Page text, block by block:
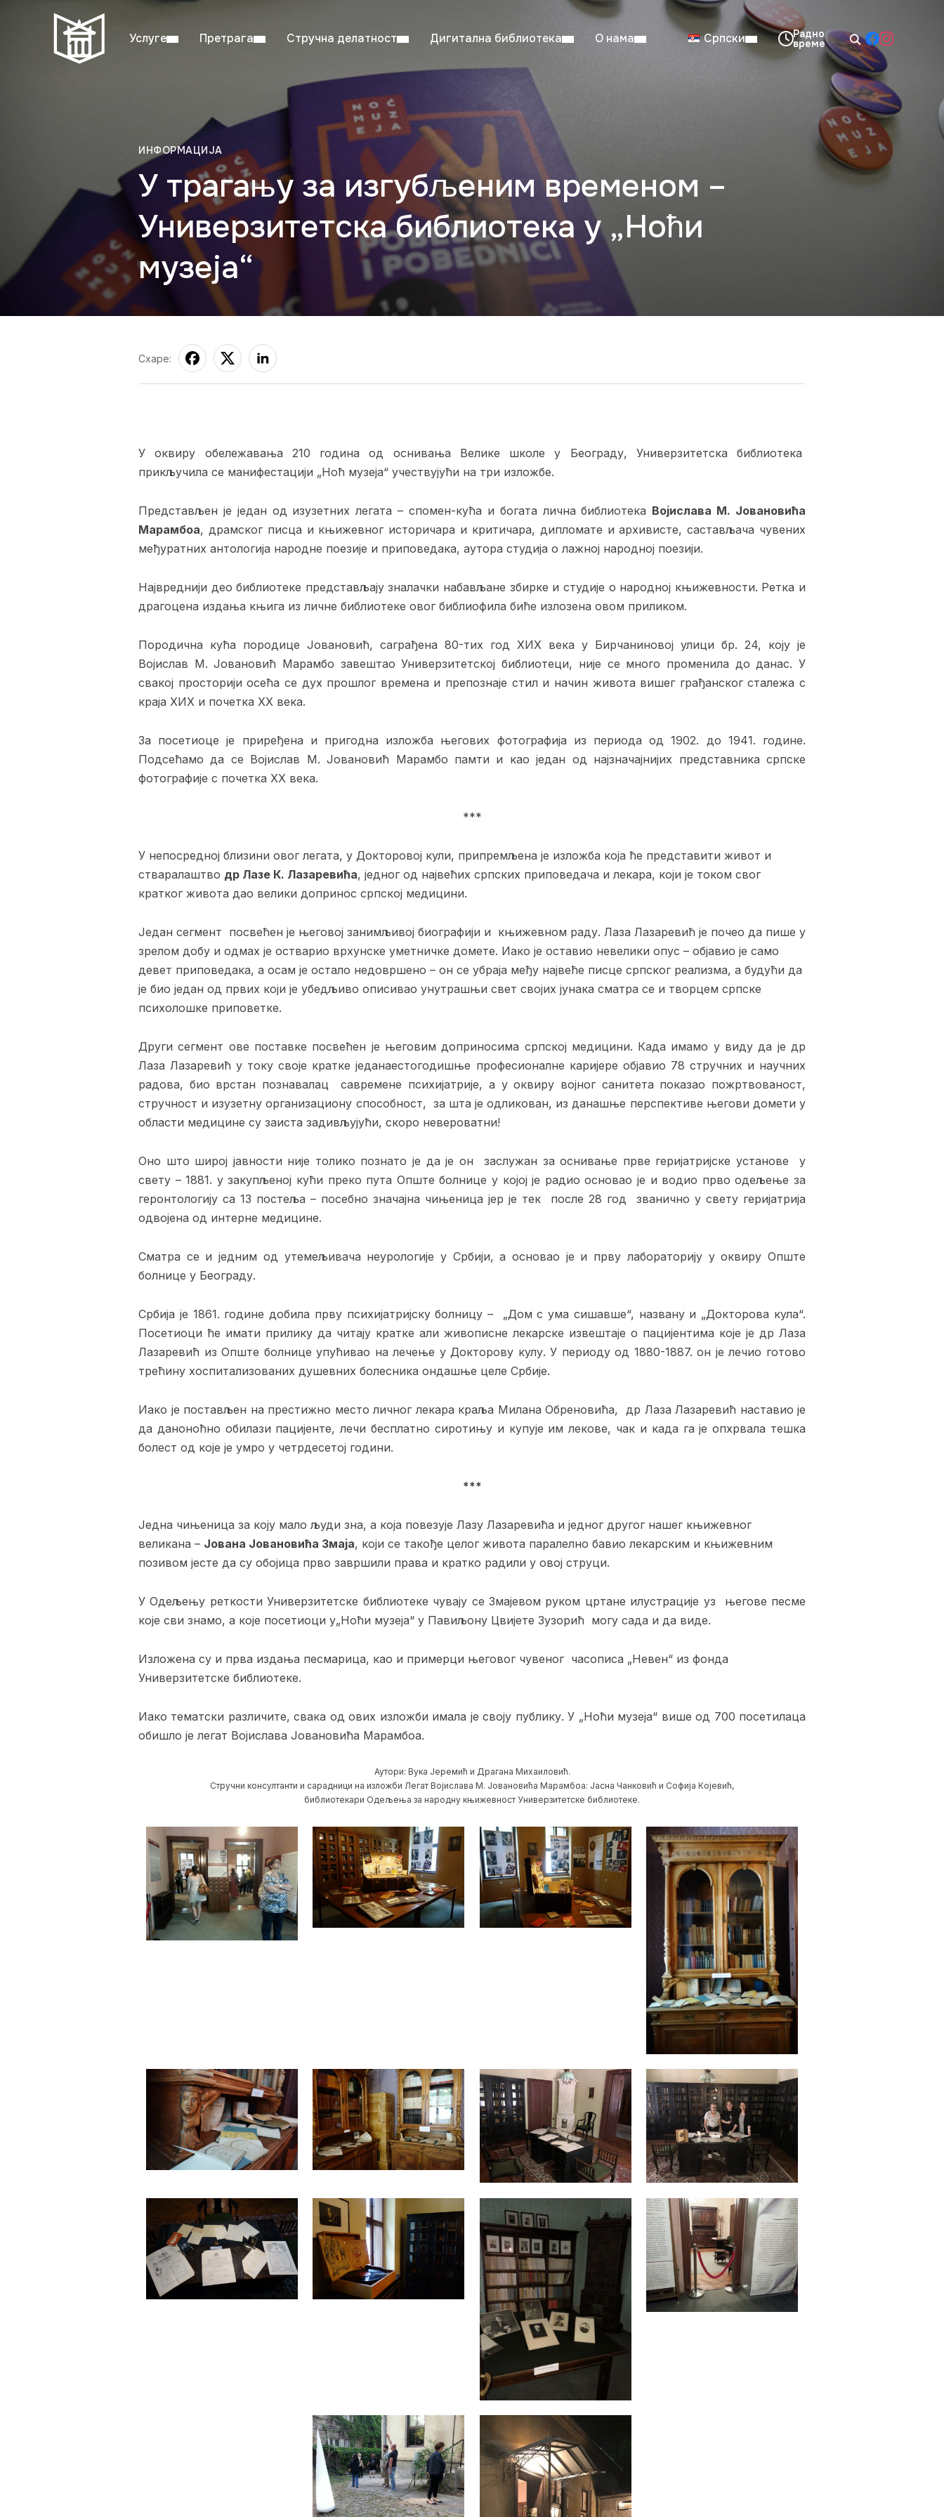
Услуге Претрага Стручна делатност Дигитална библиотека О нама Српски
ИНФОРМАЦИЈА
У трагању за изгубљеним временом –
Универзитетска библиотека у „Ноћи
музеја“
Схаре:
У оквиру обележавања 210 година од оснивања Велике школе у Београду, Универзитетска библиотека
прикључила се манифестацији „Ноћ музеја“ учествујући на три изложбе.
Представљен је један од изузетних легата – спомен-кућа и богата лична библиотека Војислава М. Јовановића
Марамбоа, драмског писца и књижевног историчара и критичара, дипломате и архивисте, састављача чувених
међуратних антологија народне поезије и приповедака, аутора студија о лажној народној поезији.
Највреднији део библиотеке представљају зналачки набављане збирке и студије о народној књижевности. Ретка и
драгоцена издања књига из личне библиотеке овог библиофила биће излозена овом приликом.
Породична кућа породице Јовановић, саграђена 80-тих год XИX века у Бирчаниновој улици бр. 24, коју је
Војислав М. Јовановић Марамбо завештао Универзитетској библиотеци, није се много променила до данас. У
свакој просторији осећа се дух прошлог времена и препознаје стил и начин живота вишег грађанског сталежа с
краја XИX и почетка XX века.
За посетиоце је приређена и пригодна изложба његових фотографија из периода од 1902. до 1941. године.
Подсећамо да се Војислав М. Јовановић Марамбо памти и као један од најзначајнијих представника српске
фотографије с почетка XX века.
***
У непосредној близини овог легата, у Докторовој кули, припремљена је изложба која ће представити живот и
стваралаштво др Лазе К. Лазаревића, једног од највећих српских приповедача и лекара, који је током свог
кратког живота дао велики допринос српској медицини.
Један сегмент посвећен је његовој занимљивој биографији и књижевном раду. Лаза Лазаревић је почео да пише у
зрелом добу и одмах је остварио врхунске уметничке домете. Иако је оставио невелики опус – објавио је само
девет приповедака, а осам је остало недовршено – он се убраја међу највеће писце српског реализма, а будући да
је био један од првих који је убедљиво описивао унутрашњи свет својих јунака сматра се и творцем српске
психолошке приповетке.
Други сегмент ове поставке посвећен је његовим доприносима српској медицини. Када имамо у виду да је др
Лаза Лазаревић у току своје кратке једанаестогодишње професионалне каријере објавио 78 стручних и научних
радова, био врстан познавалац савремене психијатрије, а у оквиру војног санитета показао пожртвованост,
стручност и изузетну организациону способност, за шта је одликован, из данашње перспективе његови домети у
области медицине су заиста задивљујући, скоро невероватни!
Оно што широј јавности није толико познато је да је он заслужан за оснивање прве геријатријске установе у
свету – 1881. у закупљеној кући преко пута Опште болнице у којој је радио основао је и водио прво одељење за
геронтологију са 13 постеља – посебно значајна чињеница јер је тек после 28 год званично у свету геријатрија
одвојена од интерне медицине.
Сматра се и једним од утемељивача неурологије у Србији, а основао је и прву лабораторију у оквиру Опште
болнице у Београду.
Србија је 1861. године добила прву психијатријску болницу – „Дом с ума сишавше“, названу и „Докторова кула“.
Посетиоци ће имати прилику да читају кратке али живописне лекарске извештаје о пацијентима које је др Лаза
Лазаревић из Опште болнице упућивао на лечење у Докторову кулу. У периоду од 1880-1887. он је лечио готово
трећину хоспитализованих душевних болесника ондашње целе Србије.
Иако је постављен на престижно место личног лекара краља Милана Обреновића, др Лаза Лазаревић наставио је
да даноноћно обилази пацијенте, лечи бесплатно сиротињу и купује им лекове, чак и када га је опхрвала тешка
болест од које је умро у четрдесетој години.
***
Једна чињеница за коју мало људи зна, а која повезује Лазу Лазаревића и једног другог нашег књижевног
великана – Јована Јовановића Змаја, који се такође целог живота паралелно бавио лекарским и књижевним
позивом јесте да су обојица прво завршили права и кратко радили у овој струци.
У Одељењу реткости Универзитетске библиотеке чувају се Змајевом руком цртане илустрације уз његове песме
које сви знамо, а које посетиоци у„Ноћи музеја“ у Павиљону Цвијете Зузорић могу сада и да виде.
Изложена су и прва издања песмарица, као и примерци његовог чувеног часописа „Невен“ из фонда
Универзитетске библиотеке.
Иако тематски различите, свака од ових изложби имала је своју публику. У „Ноћи музеја“ више од 700 посетилаца
обишло је легат Војислава Јовановића Марамбоа.
Аутори: Вука Јеремић и Драгана Михаиловић.
Стручни консултанти и сарадници на изложби Легат Војислава М. Јовановића Марамбоа: Јасна Чанковић и Софија Којевић,
библиотекари Одељења за народну књижевност Универзитетске библиотеке.
Студентска читаоница: 08:00–23:00 Нед: Затворено
Радно време од 06. јула до 29. августа